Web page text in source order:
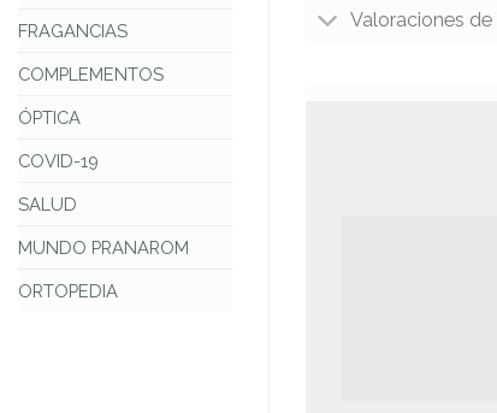
FRAGANCIAS
COMPLEMENTOS
ÓPTICA
COVID-19
SALUD
MUNDO PRANAROM
ORTOPEDIA
Valoraciones de